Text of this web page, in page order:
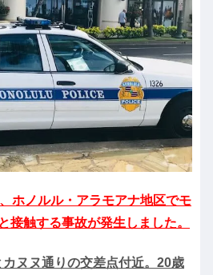
ホノルル・アラモアナ地区でモ
接触する事故が発生しました。
ヌヌ通りの交差点付近。20歳